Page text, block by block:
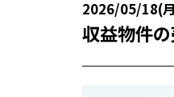
2026/05/18(
収益物件